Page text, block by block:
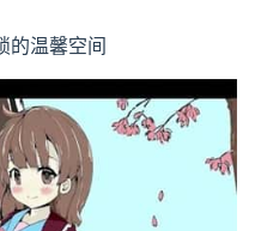
的温馨空间